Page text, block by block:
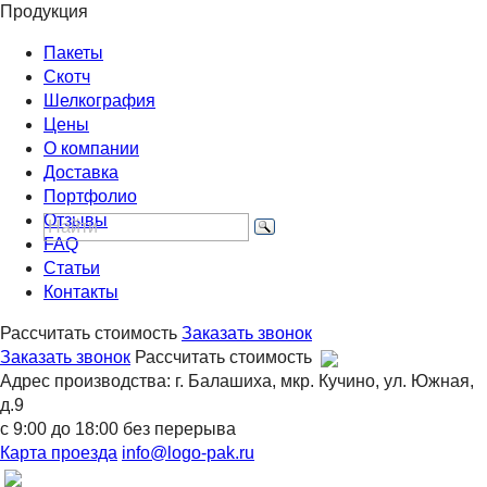
Продукция
Пакеты
Скотч
Шелкография
Цены
О компании
Доставка
Портфолио
Отзывы
FAQ
Статьи
Контакты
Рассчитать стоимость Заказать звонок
Заказать звонок Рассчитать стоимость
Адрес производства: г. Балашиха, мкр. Кучино, ул. Южная,
д.9
с 9:00 до 18:00 без перерыва
Карта проезда info@logo-pak.ru